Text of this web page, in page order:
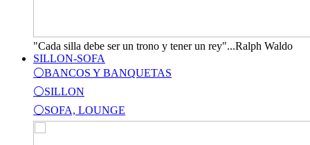
"Cada silla debe ser un trono y tener un rey"...Ralph Waldo
SILLON-SOFA
⚪BANCOS Y BANQUETAS
⚪SILLON
⚪SOFA, LOUNGE